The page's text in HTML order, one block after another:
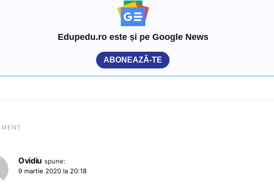
Edupedu.ro este și pe Google News
ABONEAZĂ-TE
Ovidiu spune:
9 martie 2020 la 20:18